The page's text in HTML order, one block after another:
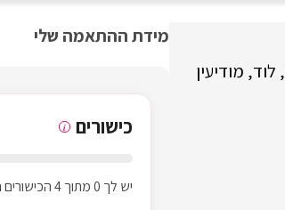
לוד מודיעין
מידת ההתאמה שלי
כישורים i
יש לך 0 מתוך 4 הכישורים הנדרשים